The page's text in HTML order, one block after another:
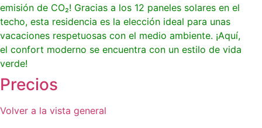
emisión de CO₂! Gracias a los 12 paneles solares en el
techo, esta residencia es la elección ideal para unas
vacaciones respetuosas con el medio ambiente. ¡Aquí,
el confort moderno se encuentra con un estilo de vida
verde!
Precios
Volver a la vista general